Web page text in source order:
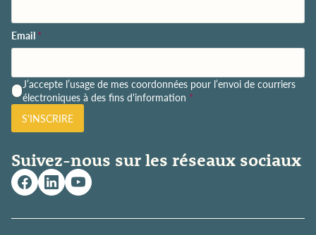
Email *
P
o
l
t
q
u
e
e
J’accepte l’usage de mes coordonnées pour l’envoi de courriers
électroniques à des fins d'information *
S'INSCRIRE
Suivez-nous sur les réseaux sociaux